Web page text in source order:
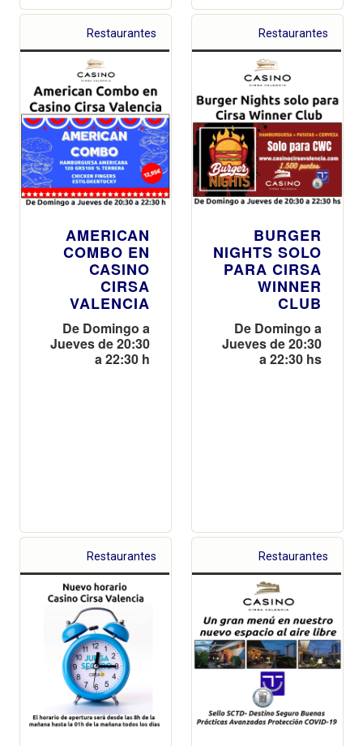
Restaurantes
AMERICAN
COMBO EN
CASINO
CIRSA
VALENCIA
De Domingo a
Jueves de 20:30
a 22:30 h
Restaurantes
BURGER
NIGHTS SOLO
PARA CIRSA
WINNER
CLUB
De Domingo a
Jueves de 20:30
a 22:30 hs
Restaurantes Restaurantes